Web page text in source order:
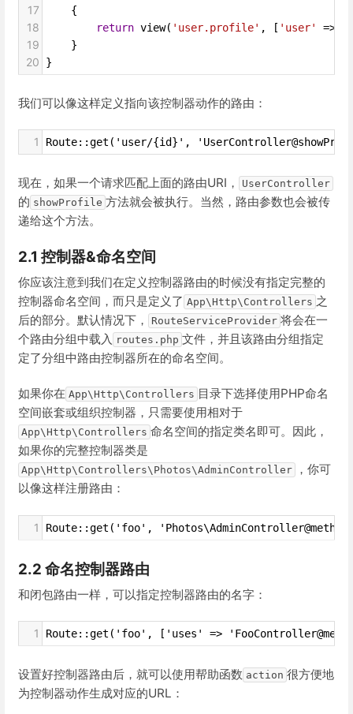
17
    {
18 return view( 'user.profile' , [ 'user' =>
19
    }
20 }
我们可以像这样定义指向该控制器动作的路由：
1 Route::get('user/{id}',
现在，如果一个请求匹配上面的路由URI， UserController
的 showProfile 方法就会被执行。当然，路由参数也会被传
递给这个方法。
2.1 控制器&命名空间
你应该注意到我们在定义控制器路由的时候没有指定完整的
控制器命名空间，而只是定义了 App\Http\Controllers 之
后的部分。默认情况下，
RouteServiceProvider 将会在一
个路由分组中载入 routes.php 文件，并且该路由分组指定
定了分组中路由控制器所在的命名空间。
如果你在 App\Http\Controllers 目录下选择使用PHP命名
空间嵌套或组织控制器，只需要使用相对于
App\Http\Controllers 命名空间的指定类名即可。因此，
如果你的完整控制器类是
App\Http\Controllers\Photos\AdminController
，你可
以像这样注册路由：
1 Route::get('foo',
2.2 命名控制器路由
和闭包路由一样，可以指定控制器路由的名字：
1 Route::get('foo', ['uses' =>
设置好控制器路由后，就可以使用帮助函数 action 很方便地
为控制器动作生成对应的URL：